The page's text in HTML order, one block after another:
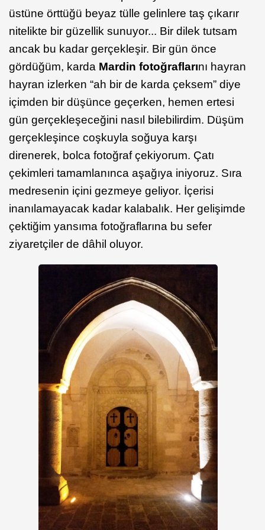
üstüne örttüğü beyaz tülle gelinlere taş çıkarır
nitelikte bir güzellik sunuyor... Bir dilek tutsam
ancak bu kadar gerçekleşir. Bir gün önce
gördüğüm, karda Mardin fotoğraflarını hayran
hayran izlerken “ah bir de karda çeksem” diye
içimden bir düşünce geçerken, hemen ertesi
gün gerçekleşeceğini nasıl bilebilirdim. Düşüm
gerçekleşince coşkuyla soğuya karşı
direnerek, bolca fotoğraf çekiyorum. Çatı
çekimleri tamamlanınca aşağıya iniyoruz. Sıra
medresenin içini gezmeye geliyor. İçerisi
inanılamayacak kadar kalabalık. Her gelişimde
çektiğim yansıma fotoğraflarına bu sefer
ziyaretçiler de dâhil oluyor.